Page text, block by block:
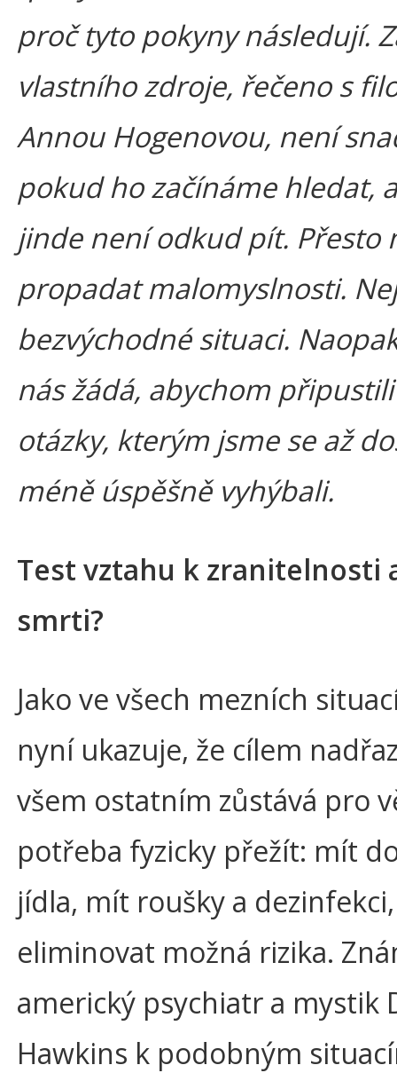
proč tyto pokyny následují.
vlastního zdroje, řečeno s
Annou Hogenovou, není
pokud ho začínáme hledat,
jinde není odkud pít. Přesto
propadat malomyslnosti.
bezvýchodné situaci.
nás žádá, abychom
otázky, kterým jsme se až
méně úspěšně vyhýbali.
Test vztahu k zranitelnosti
smrti?
Jako ve všech mezních
nyní ukazuje, že cílem
všem ostatním zůstává pro
potřeba fyzicky přežít: mít
jídla, mít roušky a dezinfekci,
eliminovat možná rizika.
americký psychiatr a mystik
Hawkins k podobným